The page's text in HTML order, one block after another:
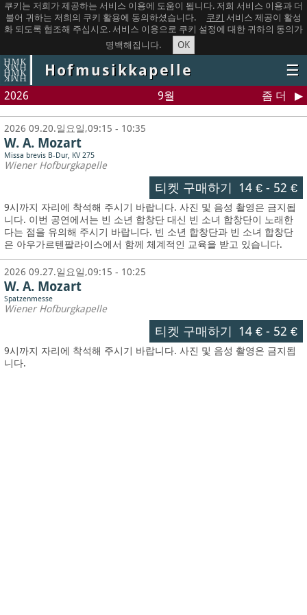
쿠키는 저희가 제공하는 서비스 이용에 도움이 됩니다. 저희 서비스 이용과 더
불어 귀하는 저희의 쿠키 활용에 동의하셨습니다.
쿠키 서비스 제공이 활성
화 되도록 협조해 주십시오. 서비스 이용으로 쿠키 설정에 대한 귀하의 동의가
명백해집니다.
OK
Hofmusikkapelle ☰
2026 9월 좀 더
2026 09.20.일요일,09:15 - 10:35
W. A. Mozart
Missa brevis B-Dur, KV 275
Wiener Hofburgkapelle
티켓 구매하기 14 €- 52 €
9시까지 자리에 착석해 주시기 바랍니다. 사진 및 음성 촬영은 금지됩
니다. 이번 공연에서는 빈 소년 합창단 대신 빈 소녀 합창단이 노래한
다는 점을 유의해 주시기 바랍니다. 빈 소년 합창단과 빈 소녀 합창단
은 아우가르텐팔라이스에서 함께 체계적인 교육을 받고 있습니다.
2026 09.27.일요일,09:15 - 10:25
W. A. Mozart
Spatzenmesse
Wiener Hofburgkapelle
티켓 구매하기 14 €- 52 €
9시까지 자리에 착석해 주시기 바랍니다. 사진 및 음성 촬영은 금지됩
니다.